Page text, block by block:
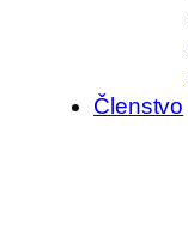
Členstvo